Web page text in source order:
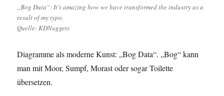
„Bog Data“: It’s amazing how we have transformed the industry as a
result of my typo.
Quelle: KDNuggets
Diagramme als moderne Kunst: „Bog Data“. „Bog“ kann
man mit Moor, Sumpf, Morast oder sogar Toilette
übersetzen.